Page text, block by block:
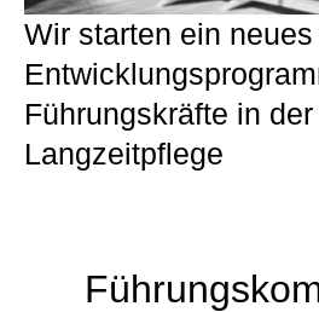
Wir starten ein neues
Führungskräfte in der
Langzeitpflege